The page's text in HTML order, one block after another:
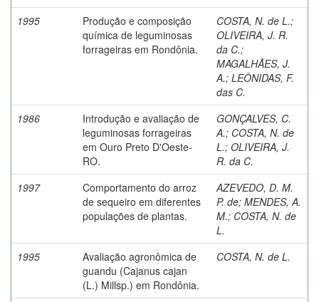
1995
Produção e composição
química de leguminosas
forrageiras em Rondônia.
COSTA, N. de L.;
OLIVEIRA, J. R.
da C.;
MAGALHÃES, J.
A.; LEÔNIDAS, F.
das C.
1986
Introdução e avaliação de
leguminosas forrageiras
em Ouro Preto D'Oeste-
RO.
GONÇALVES, C.
A.; COSTA, N. de
L.; OLIVEIRA, J.
R. da C.
1997
Comportamento do arroz
de sequeiro em diferentes
populações de plantas.
AZEVEDO, D. M.
P. de; MENDES, A.
M.; COSTA, N. de
L.
1995
Avaliação agronômica de
guandu (Cajanus cajan
(L.) Millsp.) em Rondônia.
COSTA, N. de L.